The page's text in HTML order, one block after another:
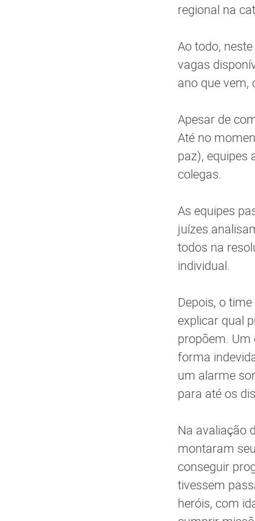
regional na
Ao todo,
vagas
ano que vem,
Apesar de
Até no
paz), equipes
colegas.
As equipes
juízes
todos na
individual.
Depois, o
explicar qual
propõem. Um
forma
um alarme
para até os
Na avaliação
montaram
conseguir
tivessem
heróis, com